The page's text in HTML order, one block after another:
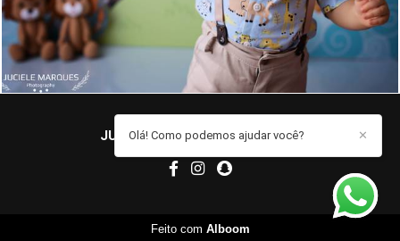
JUCIELE MARQUES/ CONTATO ✕
Olá! Como podemos ajudar você?
Feito com Alboom